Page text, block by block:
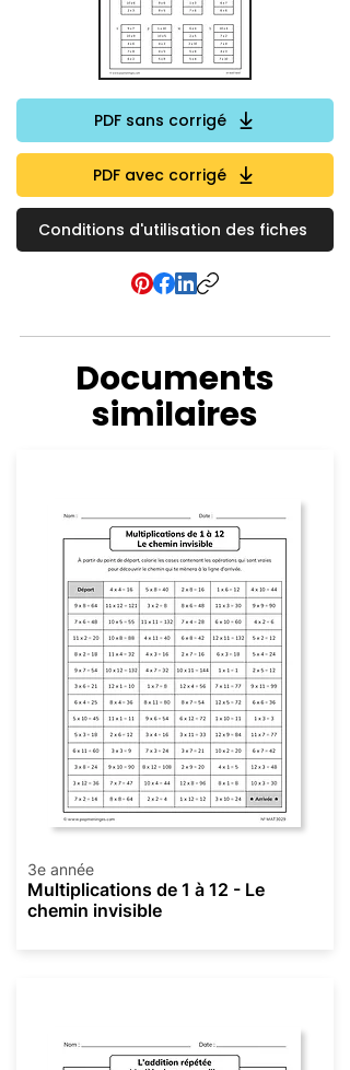
PDF sans corrigé
PDF avec corrigé
Conditions d'utilisation des fiches
Documents
similaires
3e année
Multiplications de 1 à 12 - Le
chemin invisible